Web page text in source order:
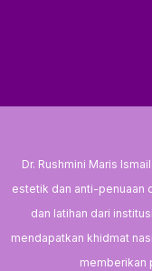
Dr. Rushmini Maris
estetik dan anti-penuaan
dan latihan dari
mendapatkan khidmat
memberikan